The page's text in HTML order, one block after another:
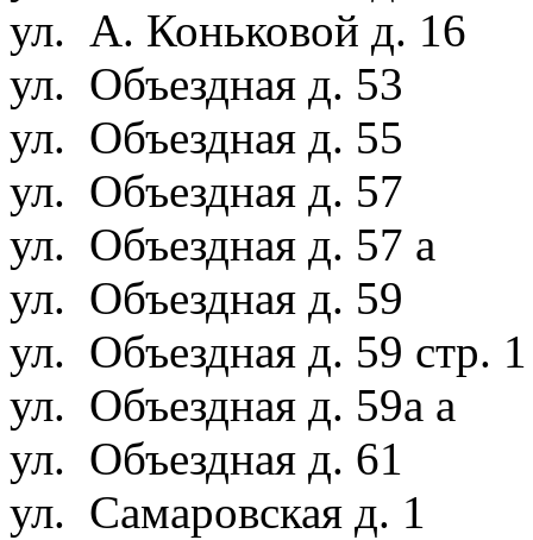
ул. А. Коньковой д. 16
ул. Объездная д. 53
ул. Объездная д. 55
ул. Объездная д. 57
ул. Объездная д. 57 а
ул. Объездная д. 59
ул. Объездная д. 59 стр.
ул. Объездная д. 59а а
ул. Объездная д. 61
ул. Самаровская д. 1